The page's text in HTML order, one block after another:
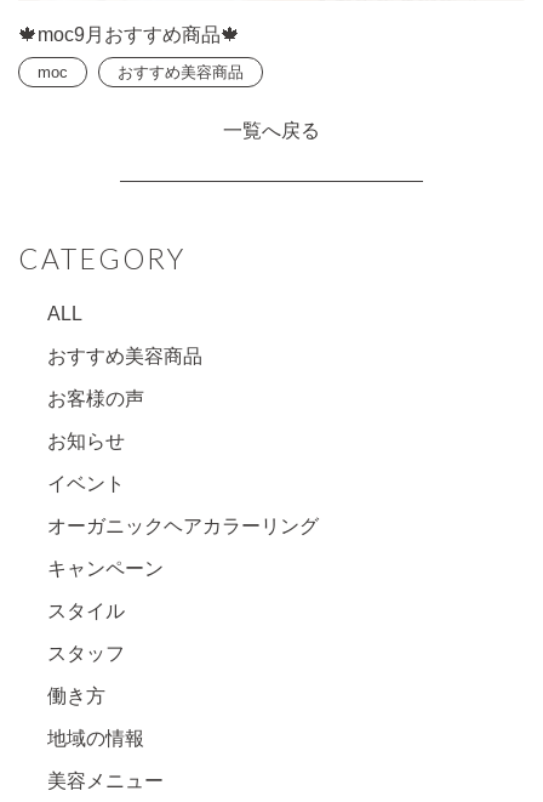
CATEGORY
ALL
おすすめ美容商品
お客様の声
お知らせ
イベント
オーガニックヘアカラーリング
キャンペーン
スタイル
スタッフ
働き方
地域の情報
美容メニュー
🍁moc9月おすすめ商品🍁
moc おすすめ美容商品
一覧へ戻る